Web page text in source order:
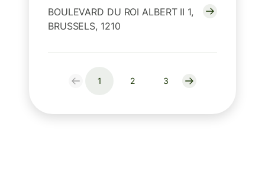
BOULEVARD DU ROI ALBERT II 1,
BRUSSELS, 1210
1 2 3